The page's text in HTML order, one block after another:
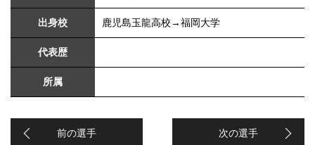
出身校 鹿児島玉龍高校→福岡大学
代表歴
所属
前の選手 次の選手